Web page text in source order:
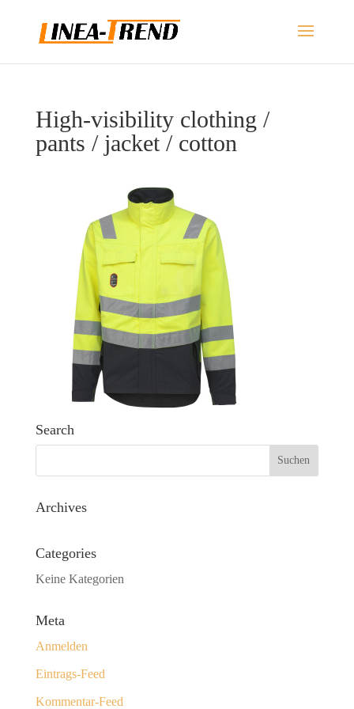
High-visibility clothing /
pants / jacket / cotton
Search
Archives
Categories
Keine Kategorien
Meta
Anmelden
Eintrags-Feed
Kommentar-Feed